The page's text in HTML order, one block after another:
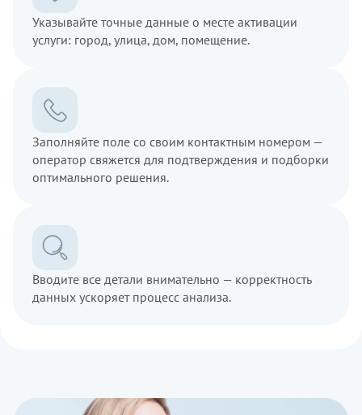
Указывайте точные данные о месте активации
услуги: город, улица, дом, помещение.
Заполняйте поле со своим контактным номером —
оператор свяжется для подтверждения и подборки
оптимального решения.
Вводите все детали внимательно — корректность
данных ускоряет процесс анализа.